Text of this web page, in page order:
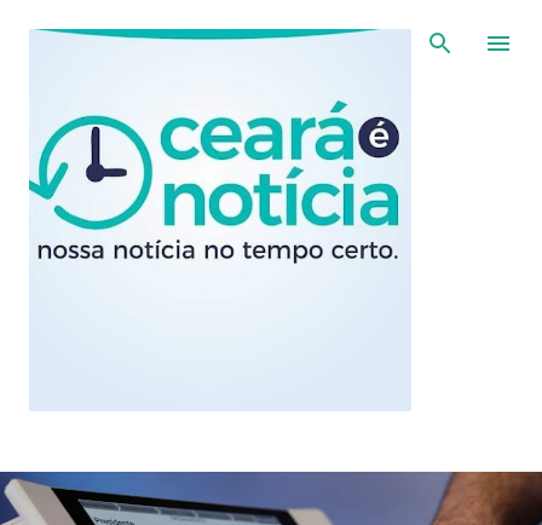
Pular para o conteúdo principal